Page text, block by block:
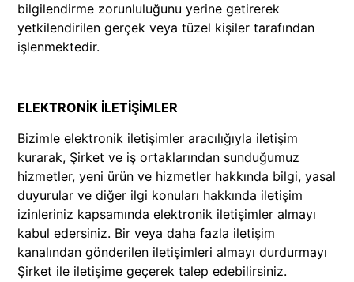
bilgilendirme zorunluluğunu yerine getirerek
yetkilendirilen gerçek veya tüzel kişiler tarafından
işlenmektedir.
ELEKTRONİK İLETİŞİMLER
Bizimle elektronik iletişimler aracılığıyla iletişim
kurarak, Şirket ve iş ortaklarından sunduğumuz
hizmetler, yeni ürün ve hizmetler hakkında bilgi, yasal
duyurular ve diğer ilgi konuları hakkında iletişim
izinleriniz kapsamında elektronik iletişimler almayı
kabul edersiniz. Bir veya daha fazla iletişim
kanalından gönderilen iletişimleri almayı durdurmayı
Şirket ile iletişime geçerek talep edebilirsiniz.